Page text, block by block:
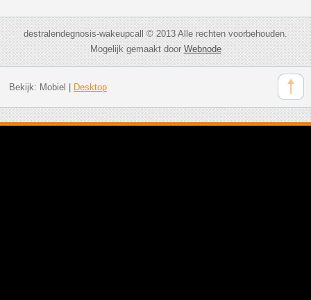
destralendegnosis-wakeupcall © 2013 Alle rechten voorbehouden.
Mogelijk gemaakt doorWebnode
Bekijk: Mobiel Desktop